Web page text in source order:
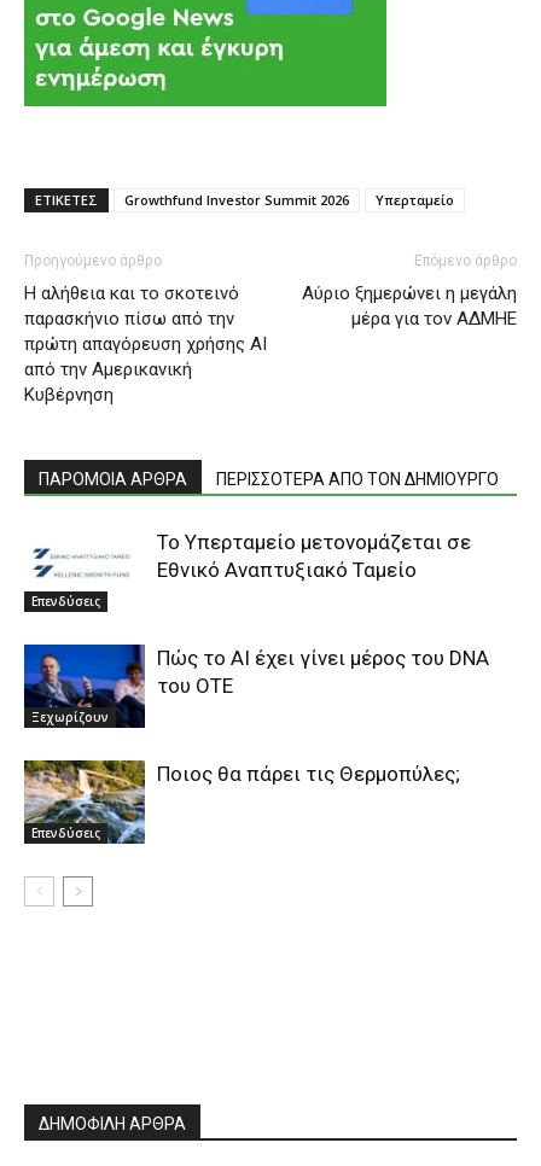
ΕΤΙΚΕΤΕΣ Growthfund Investor Summit 2026 Υπερταμείο
Προηγούμενο άρθρο
Η αλήθεια και το σκοτεινό
παρασκήνιο πίσω από την
πρώτη απαγόρευση χρήσης ΑΙ
από την Αμερικανική
Κυβέρνηση
Επόμενο άρθρο
Αύριο ξημερώνει η μεγάλη
μέρα για τον ΑΔΜΗΕ
ΠΑΡΟΜΟΙΑ ΑΡΘΡΑ ΠΕΡΙΣΣΟΤΕΡΑ ΑΠΟ ΤΟΝ ΔΗΜΙΟΥΡΓΟ
Επενδύσεις
Το Υπερταμείο μετονομάζεται σε
Εθνικό Αναπτυξιακό Ταμείο
Ξεχωρίζουν
Πώς το ΑΙ έχει γίνει μέρος του DNA
του ΟΤΕ
Επενδύσεις
Ποιος θα πάρει τις Θερμοπύλες;
ΔΗΜΟΦΙΛΗ ΑΡΘΡΑ